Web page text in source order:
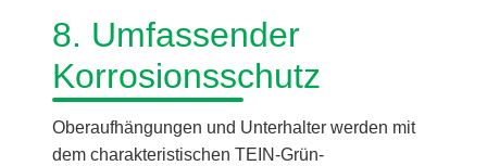
8. Umfassender
Korrosionsschutz
Oberaufhängungen und Unterhalter werden mit
dem charakteristischen TEIN-Grün-